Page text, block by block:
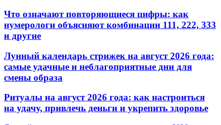
Что означают повторяющиеся цифры: как
нумерологи объясняют комбинации 111, 222, 333
и другие
Лунный календарь стрижек на август 2026 года:
самые удачные и неблагоприятные дни для
смены образа
Ритуалы на август 2026 года: как настроиться
на удачу, привлечь деньги и укрепить здоровье